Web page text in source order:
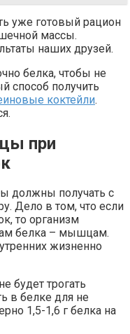
уже готовый рацион
массы.
наших друзей.
белка, чтобы не
способ получить
коктейли.
при
должны получать с
Дело в том, что если
то организм
белка – мышцам.
жизненно
будет трогать
в белке для не
1,5-1,6 г белка на